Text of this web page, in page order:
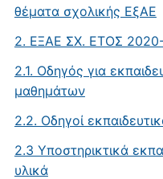
θέματα σχολικής ΕξΑΕ
2. ΕΞΑΕ ΣΧ. ΕΤΟΣ
2.1. Οδηγός για
μαθημάτων
2.2. Οδηγοί
2.3 Υποστηρικτικά
υλικά